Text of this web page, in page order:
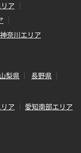
ア
奈川エリア
山梨県
長野県
ア
愛知南部エリア